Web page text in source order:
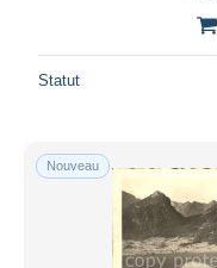
Statut
Nouveau